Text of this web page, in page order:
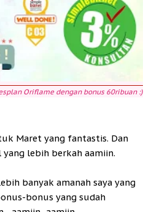
Oriflame dengan bonus 60ribuan :)
Maret yang fantastis. Dan
lebih berkah aamiin.
banyak amanah saya yang
bonus yang sudah